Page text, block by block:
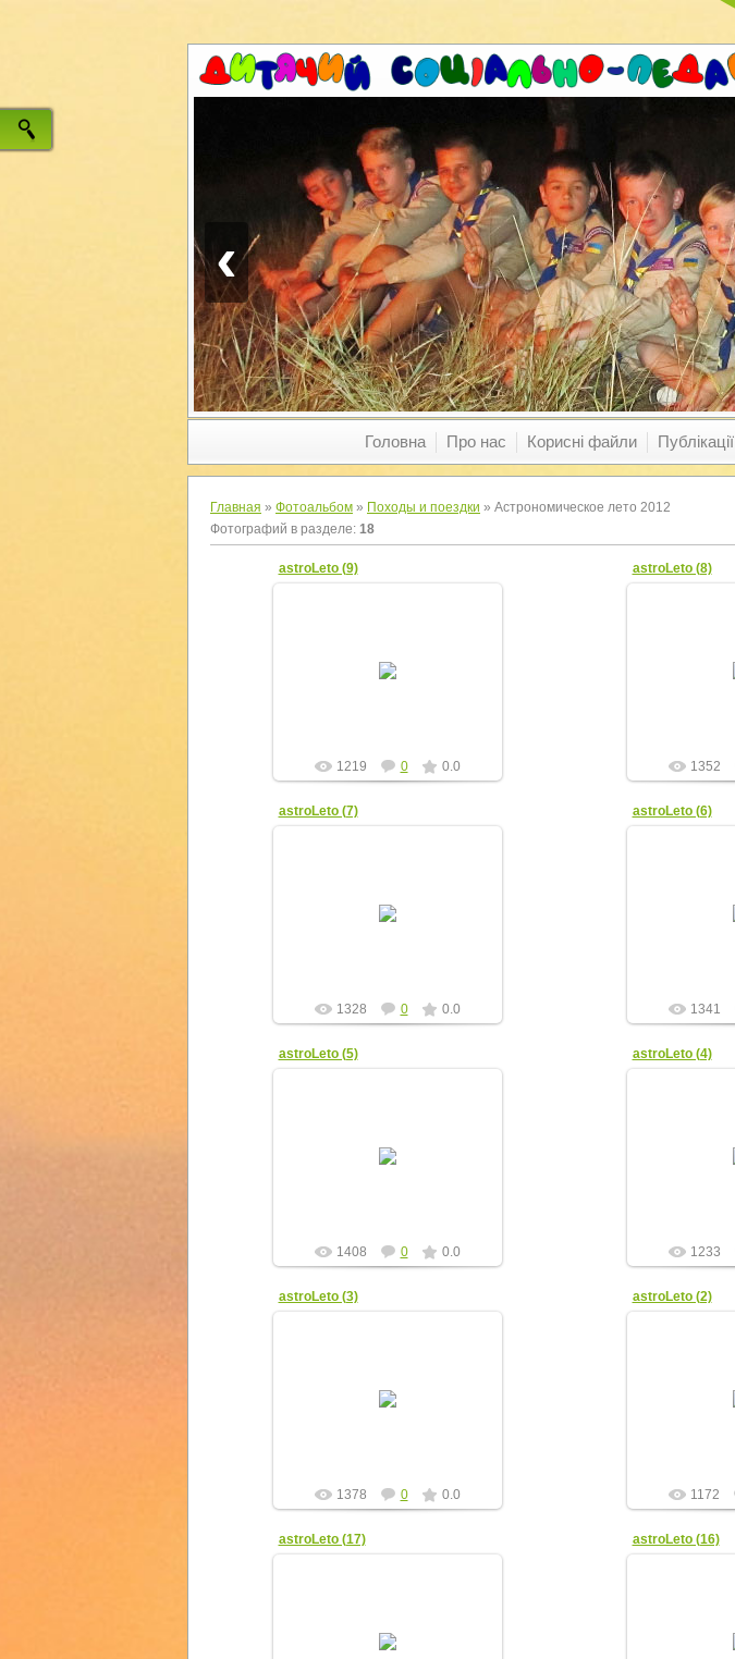
‹
Головна Про нас Корисні файли Публікації
Главная » Фотоальбом » Походы и поездки » Астрономическое лето 2012
Фотографий в разделе: 18
astroLeto (9)
1219 0 0.0
astroLeto (8)
1352
astroLeto (7)
1328 0 0.0
astroLeto (6)
1341
astroLeto (5)
1408 0 0.0
astroLeto (4)
1233
astroLeto (3)
1378 0 0.0
astroLeto (2)
1172
astroLeto (17) astroLeto (16)